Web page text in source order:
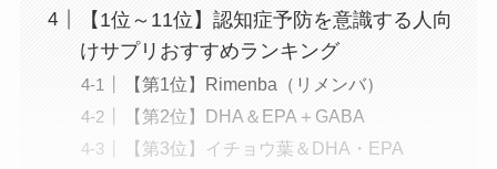
【1位～11位】認知症予防を意識する人向
けサプリおすすめランキング
【第1位】Rimenba（リメンバ）
【第2位】DHA＆EPA＋GABA
【第3位】イチョウ葉＆DHA・EPA